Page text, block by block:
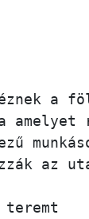
a
amelyet
az
teremt